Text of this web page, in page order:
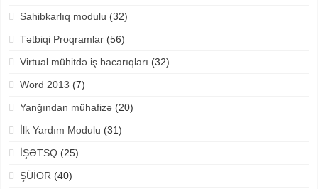
Sahibkarlıq modulu (32)
Tətbiqi Proqramlar(56)
Virtual mühitdə iş bacarıqları (32)
Word 2013 (7)
Yanğından mühafizə(20)
İlk Yardım Modulu (31)
İŞƏTSQ(25)
ŞÜİOR (40)